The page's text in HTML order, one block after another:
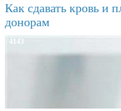
Как сдавать кровь и
донорам
4143